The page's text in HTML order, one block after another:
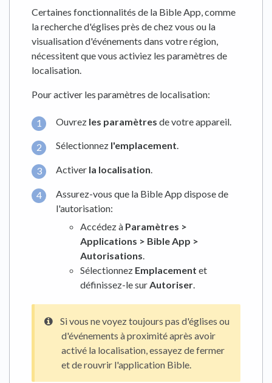
Certaines fonctionnalités de la Bible App, comme
la recherche d'églises près de chez vous ou la
visualisation d'événements dans votre région,
nécessitent que vous activiez les paramètres de
localisation.
Pour activer les paramètres de localisation:
Ouvrez les paramètres de votre appareil.
Sélectionnez l'emplacement.
Activer la localisation.
Assurez-vous que la Bible App dispose de
l'autorisation:
Accédez à Paramètres >
Applications > Bible App >
Autorisations
Sélectionnez Emplacement et
définissez-le sur Autoriser
Si vous ne voyez toujours pas d'églises ou
d'événements à proximité après avoir
activé la localisation, essayez de fermer
et de rouvrir l'application Bible.